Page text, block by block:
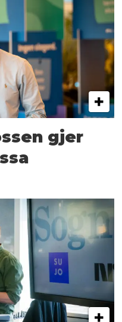
gjer